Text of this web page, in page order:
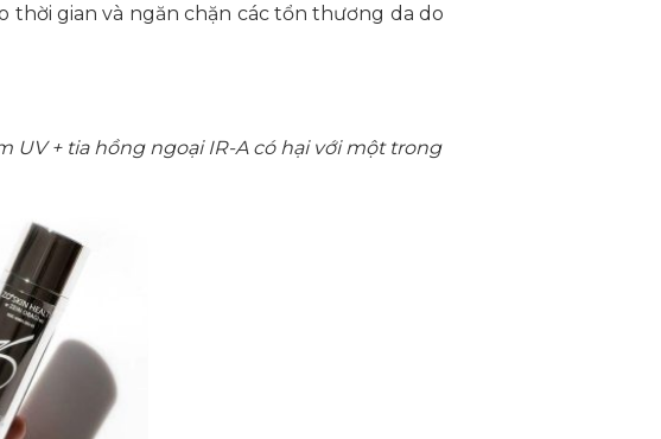
thời gian và ngăn chặn các tổn thương da do
UV + tia hồng ngoại IR-A có hại với một trong